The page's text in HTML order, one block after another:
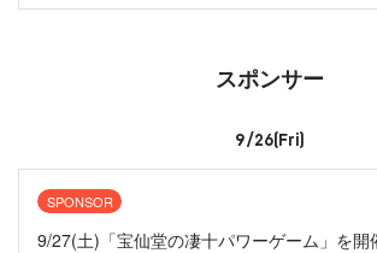
スポンサー
9/26(Fri)
SPONSOR
9/27(土)「宝仙堂の凄十パワーゲーム」を開